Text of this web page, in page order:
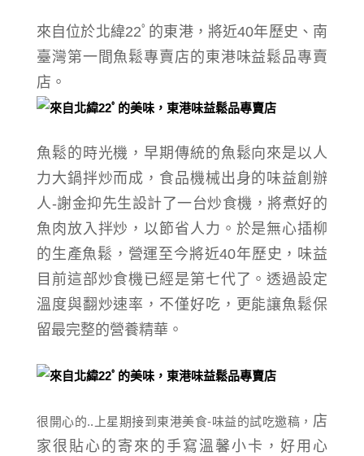
來自位於北緯22ﾟ的東港， 將近40年歷史、 南
臺灣第一間魚鬆專賣店的東港味益鬆品專賣
店。
魚鬆的時光機，早期傳統的魚鬆向來是以人
力大鍋拌炒而成，食品機械出身的味益創辦
人-謝金抑先生設計了一台炒食機，將煮好的
魚肉放入拌炒，以節省人力。於是無心插柳
的生產魚鬆，營運至今將近40年歷史， 味益
目前這部炒食機已經是第七代了。透過設定
溫度與翻炒速率，不僅好吃，更能讓魚鬆保
留最完整的營養精華。
很開心的..上星期接到東港美食-味益的試吃邀稿， 店
家很貼心的寄來的手寫溫馨小卡，好用心